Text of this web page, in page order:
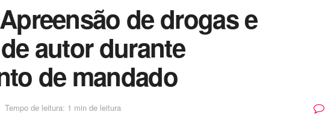
de drogas e
autor durante
de mandado
Tempo de leitura: 1 min de leitura